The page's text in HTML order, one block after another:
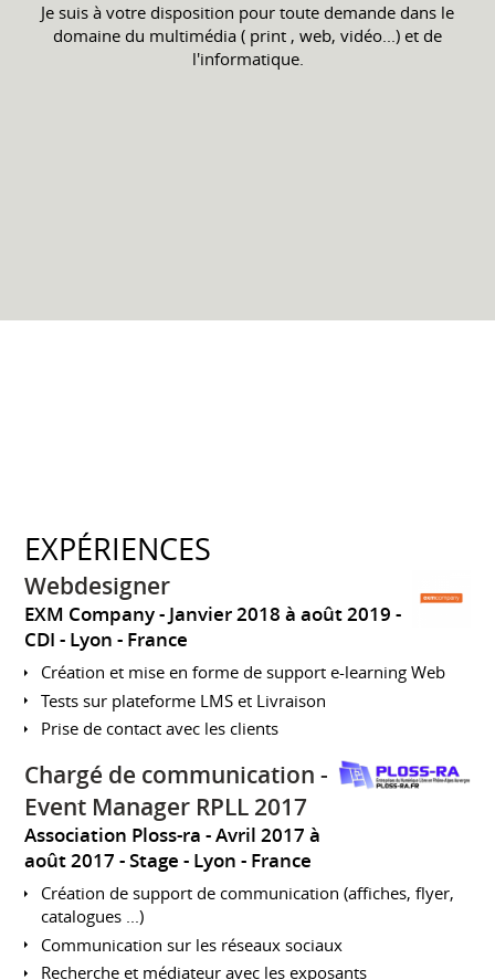
Je suis à votre disposition pour toute demande dans le
domaine du multimédia ( print , web, vidéo...) et de
l'informatique.
EXPÉRIENCES
Webdesigner
EXM Company
Janvier 2018 à août 2019
CDI
Lyon France
Création et mise en forme de support e-learning Web
Tests sur plateforme LMS et Livraison
Prise de contact avec les clients
Chargé de communication -
Event Manager RPLL 2017
Association Ploss-ra
Avril 2017 à
août 2017 Stage Lyon France
Création de support de communication (affiches, flyer,
catalogues ...)
Communication sur les réseaux sociaux
Recherche et médiateur avec les exposants